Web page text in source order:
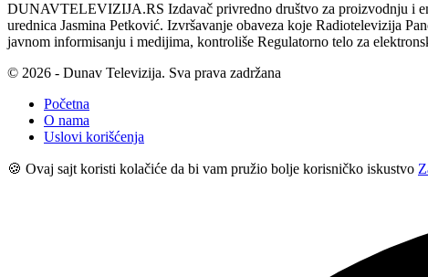
DUNAVTELEVIZIJA.RS Izdavač privredno društvo za proizvodnju i
urednica Jasmina Petković. Izvršavanje obaveza koje Radiotelevizija
javnom informisanju i medijima, kontroliše Regulatorno telo za
© 2026 - Dunav Televizija. Sva prava zadržana
Početna
O nama
Uslovi korišćenja
🍪 Ovaj sajt koristi kolačiće da bi vam pružio bolje korisničko iskustvo